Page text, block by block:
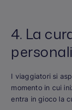
4. La
I viaggiatori si
momento in cui
entra in gioco la